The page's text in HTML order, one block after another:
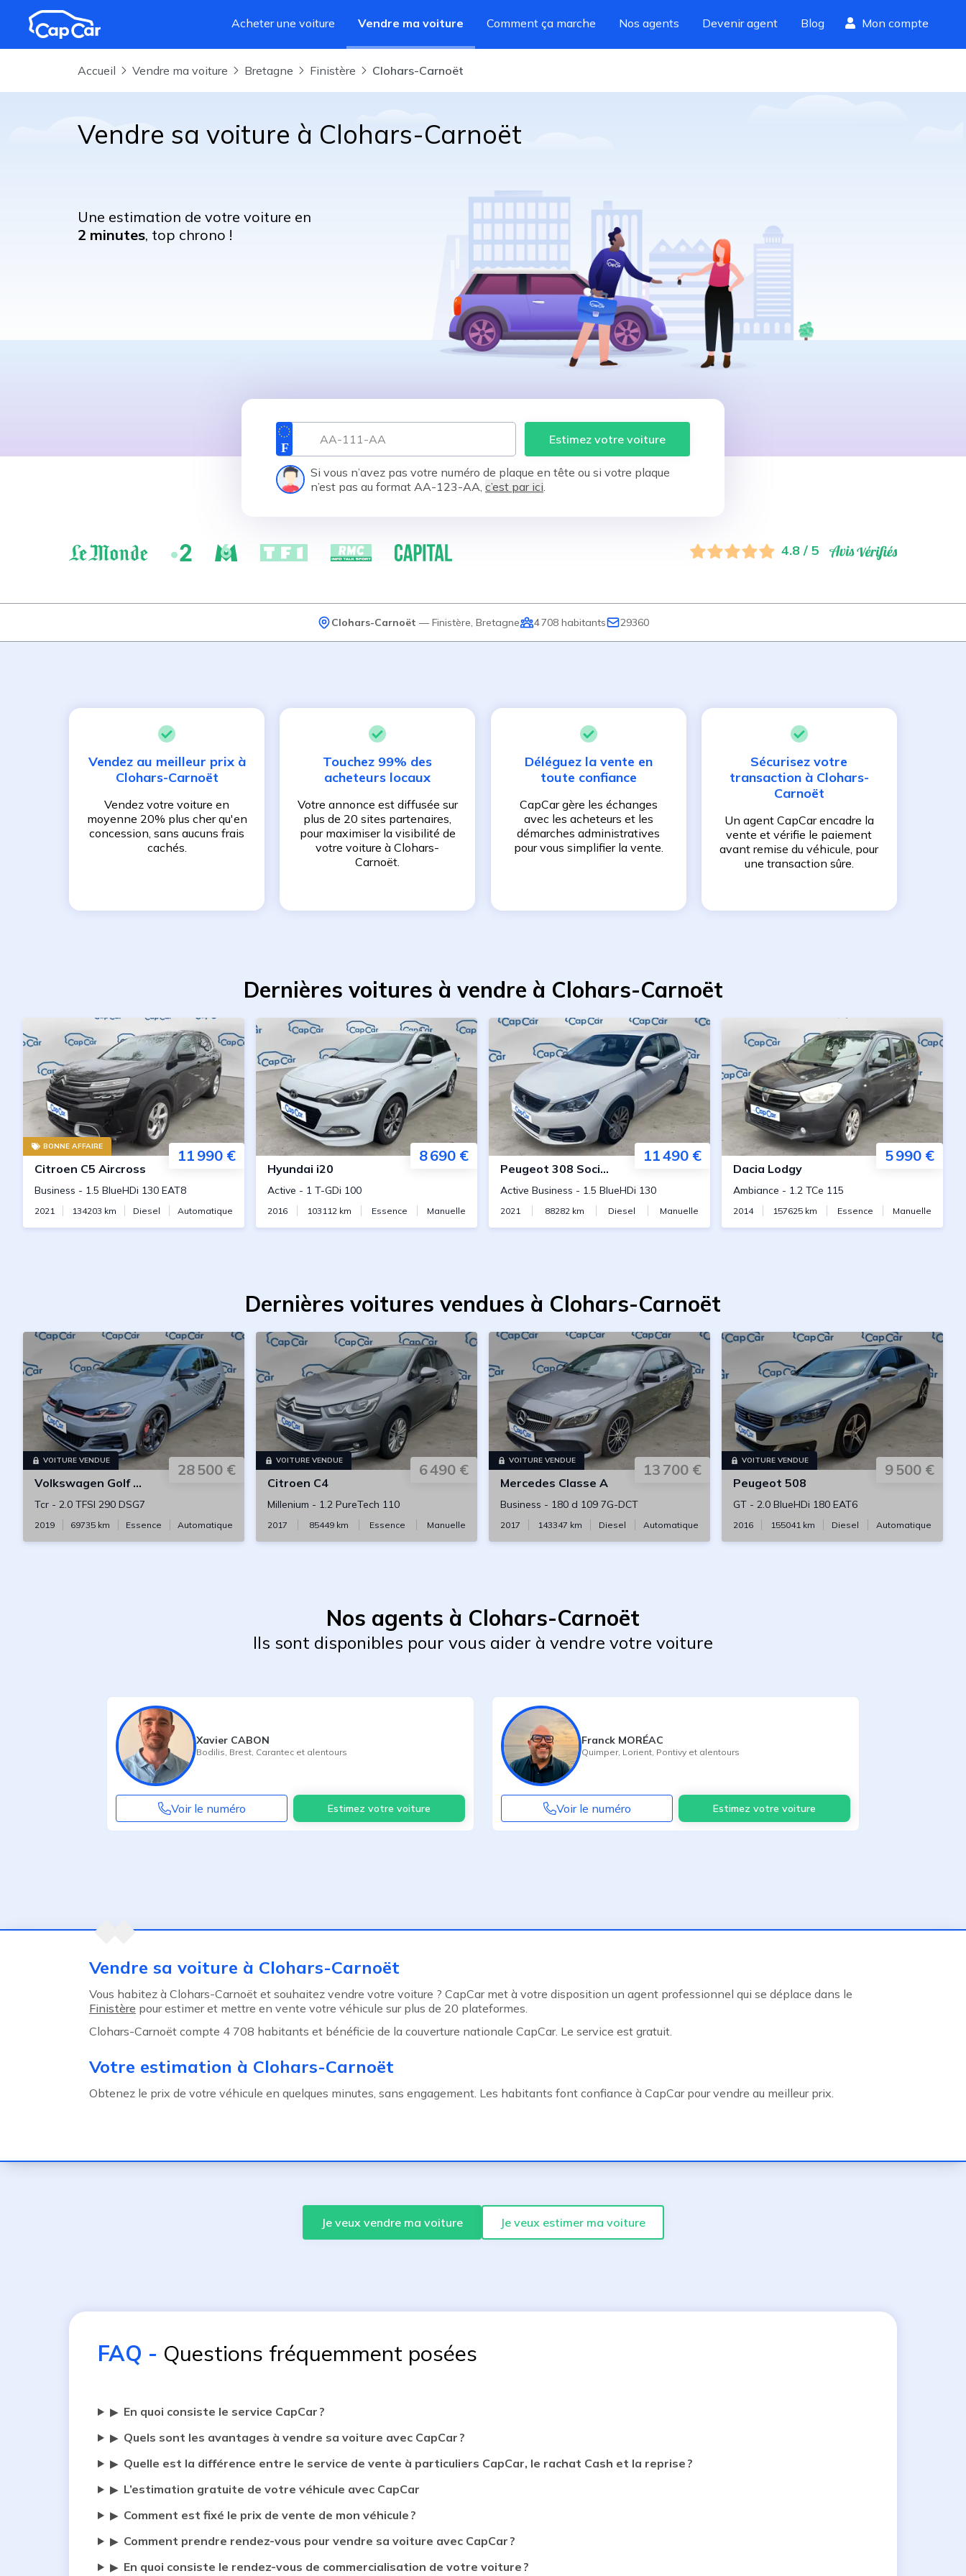
Aller au contenu principal
Acheter une voiture
Vendre ma voiture Comment ça marche Nos agents Devenir agent Blog Mon compte
Accueil Vendre ma voiture Bretagne Finistère Clohars-Carnoët
Vendre sa voiture à Clohars-Carnoët
Une estimation de votre voiture en
2 minutes, top chrono !
Estimez votre voiture
Si vous n’avez pas votre numéro de plaque en tête ou si votre plaque
n’est pas au format AA-123-AA, c’est par ici.
4.8 / 5
Clohars-Carnoët — Finistère Bretagne 4 708 habitants 29360
Vendez au meilleur prix à
Clohars-Carnoët
Vendez votre voiture en
moyenne 20% plus cher qu'en
concession, sans aucuns frais
cachés.
Touchez 99% des
acheteurs locaux
Votre annonce est diffusée sur
plus de 20 sites partenaires,
pour maximiser la visibilité de
votre voiture àClohars-
Carnoët.
Déléguez la vente en
toute confiance
CapCar gère les échanges
avec les acheteurs et les
démarches administratives
pour vous simplifier la vente.
Sécurisez votre
transaction à Clohars-
Carnoët
Un agent CapCar encadre la
vente et vérifie le paiement
avant remise du véhicule, pour
une transaction sûre.
Dernières voitures à vendre à Clohars-Carnoët
BONNE AFFAIRE
11 990 €
Citroen C5 Aircross
Business - 1.5 BlueHDi 130 EAT8
2021 134203 km Diesel Automatique
8 690 €
Hyundai i20
Active - 1 T-GDi 100
2016 103112 km Essence Manuelle
11 490 €
Peugeot 308 Societe
Active Business - 1.5 BlueHDi 130
2021 88282km Diesel Manuelle
5 990 €
Dacia Lodgy
Ambiance - 1.2 TCe 115
2014 157625 km Essence Manuelle
Dernières voitures vendues à Clohars-Carnoët
VOITURE VENDUE
28 500 €
Volkswagen Golf GTI
Tcr - 2.0 TFSI 290 DSG7
2019 69735 km Essence Automatique
VOITURE VENDUE
6 490 €
Citroen C4
Millenium - 1.2 PureTech 110
2017 85449km Essence Manuelle
VOITURE VENDUE
13 700 €
Mercedes Classe A
Business - 180 d 109 7G-DCT
2017 143347 km Diesel Automatique
VOITURE VENDUE
9 500 €
Peugeot 508
GT - 2.0 BlueHDi 180 EAT6
2016 155041km Diesel Automatique
Nos agents à Clohars-Carnoët
Ils sont disponibles pour vous aider à vendre votre voiture
Xavier CABON
Bodilis Brest Carantec et alentours
Voir le numéro Estimez votre voiture
Franck MORÉAC
Quimper, Lorient Pontivy et alentours
Voir le numéro Estimez votre voiture
Agent précédentVendre sa voiture à Clohars-Carnoët
Vous habitez à Clohars-Carnoët et souhaitez vendre votre voiture ? CapCar met à votre disposition un agent professionnel qui se déplace dans le
Finistère pour estimer et mettre en vente votre véhicule sur plus de 20 plateformes.
Clohars-Carnoët compte 4 708 habitants et bénéficie de la couverture nationale CapCar. Le service est gratuit.
Votre estimation à Clohars-Carnoët
Obtenez le prix de votre véhicule en quelques minutes, sans engagement. Les habitants font confiance à CapCar pour vendre au meilleur prix.
Je veux vendre ma voiture Je veux estimer ma voiture
FAQ - Questions fréquemment posées
▶ En quoi consiste le service CapCar ?
▶ Quels sont les avantages à vendre sa voiture avec CapCar ?
▶ Quelle est la différence entre le service de vente à particuliers CapCar, le rachat Cash et la reprise ?
▶ L’estimation gratuite de votre véhicule avec CapCar
▶ Comment est fixé le prix de vente de mon véhicule ?
▶ Comment prendre rendez-vous pour vendre sa voiture avec CapCar ?
▶ En quoi consiste le rendez-vous de commercialisation de votre voiture ?